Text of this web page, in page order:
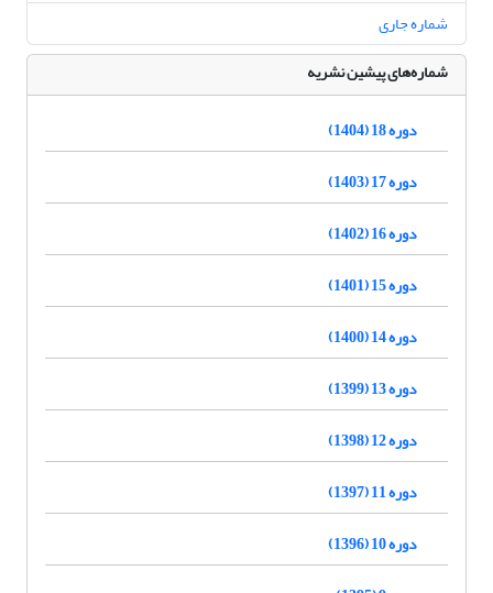
شماره جاری
شماره‌های پیشین نشریه
دوره 18 (1404)
دوره 17 (1403)
دوره 16 (1402)
دوره 15 (1401)
دوره 14 (1400)
دوره 13 (1399)
دوره 12 (1398)
دوره 11 (1397)
دوره 10 (1396)